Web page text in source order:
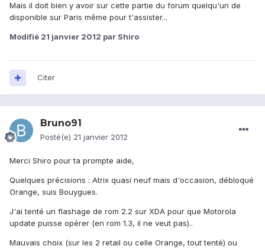
Mais il doit bien y avoir sur cette partie du forum quelqu'un de
disponible sur Paris même pour t'assister...
Modifié 21 janvier 2012 par Shiro
Citer
Bruno91
Posté(e) 21 janvier 2012
Merci Shiro pour ta prompte aide,
Quelques précisions : Atrix quasi neuf mais d'occasion, débloqué
Orange, suis Bouygues.
J'ai tenté un flashage de rom 2.2 sur XDA pour que Motorola
update puisse opérer (en rom 1.3, il ne veut pas)..
Mauvais choix (sur les 2 retail ou celle Orange, tout tenté) ou